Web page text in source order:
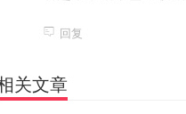
回复
关文章